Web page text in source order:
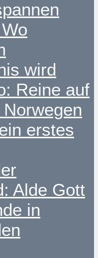
wird
Reine auf
erstes
Alde Gott
in